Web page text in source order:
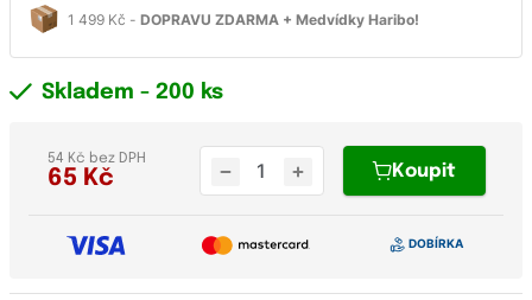
1 499 Kč - DOPRAVU ZDARMA + Medvídky Haribo!
Skladem - 200 ks
65 Kč
54 Kč bez DPH
Koupit